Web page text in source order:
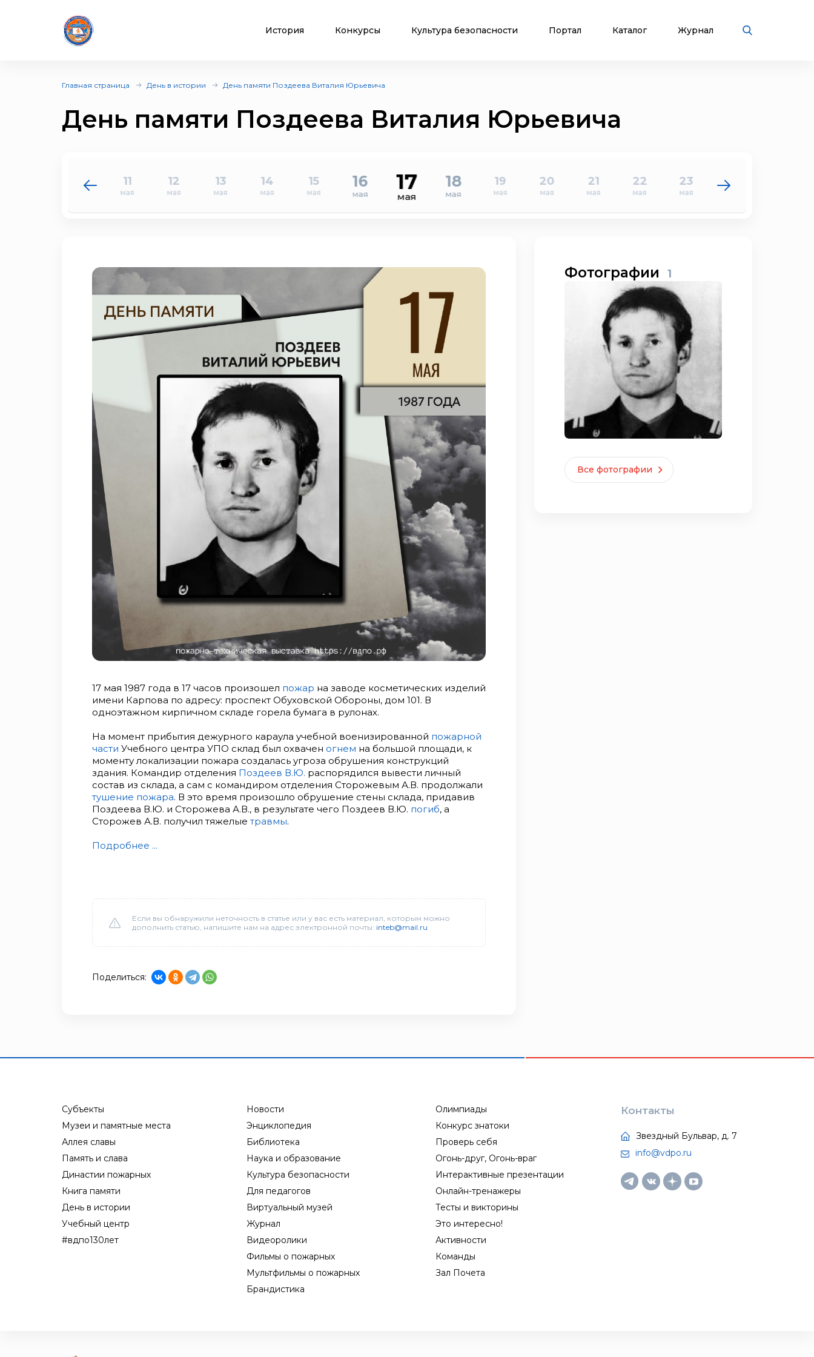
История Конкурсы Культура безопасности Портал Каталог Журнал
Главная страница День в истории День памяти Поздеева Виталия Юрьевича
День памяти Поздеева Виталия Юрьевича
10
мая
11
мая
12
мая
13
мая
14
мая
15
мая
16
мая 17
мая
18
мая
19
мая
20
мая
21
мая
22
мая
23
мая
24
мая
17 мая 1987 года в 17 часов произошел пожар на заводе косметических изделий
имени Карпова по адресу: проспект Обуховской Обороны, дом 101. В
одноэтажном кирпичном складе горела бумага в рулонах.
На момент прибытия дежурного караула учебной военизированной пожарной
части Учебного центра УПО склад был охвачен огнем на большой площади, к
моменту локализации пожара создалась угроза обрушения конструкций
здания. Командир отделения Поздеев В.Ю. распорядился вывести личный
состав из склада, а сам с командиром отделения Сторожевым А.В. продолжали
тушение пожара. В это время произошло обрушение стены склада, придавив
Поздеева В.Ю. и Сторожева А.В., в результате чего Поздеев В.Ю. погиб, а
Сторожев А.В. получил тяжелыетравмы.
Подробнее ...
Если вы обнаружили неточность в статье или у вас есть материал, которым можно
дополнить статью, напишите нам на адрес электронной почты: inteb@mail.ru
Поделиться:
Фотографии 1
Все фотографии
Субъекты
Музеи и памятные места
Аллея славы
Память и слава
Династии пожарных
Книга памяти
День в истории
Учебный центр
#вдпо130лет
Новости
Энциклопедия
Библиотека
Наука и образование
Культура безопасности
Для педагогов
Виртуальный музей
Журнал
Видеоролики
Фильмы о пожарных
Мультфильмы о пожарных
Брандистика
Олимпиады
Конкурс знатоки
Проверь себя
Огонь-друг, Огонь-враг
Интерактивные презентации
Онлайн-тренажеры
Тесты и викторины
Это интересно!
Активности
Команды
Зал Почета
Контакты
Звездный Бульвар, д. 7
info@vdpo.ru